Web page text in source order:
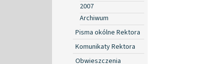
2007
Archiwum
Pisma okólne Rektora
Komunikaty Rektora
Obwieszczenia